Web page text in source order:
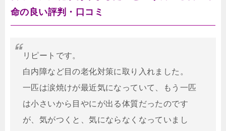
命の良い評判・口コミ
リピートです。
白内障など目の老化対策に取り入れました。
一匹は涙焼けが最近気になっていて、もう一匹
は小さいから目やにが出る体質だったのです
が、気がつくと、気にならなくなっていまし